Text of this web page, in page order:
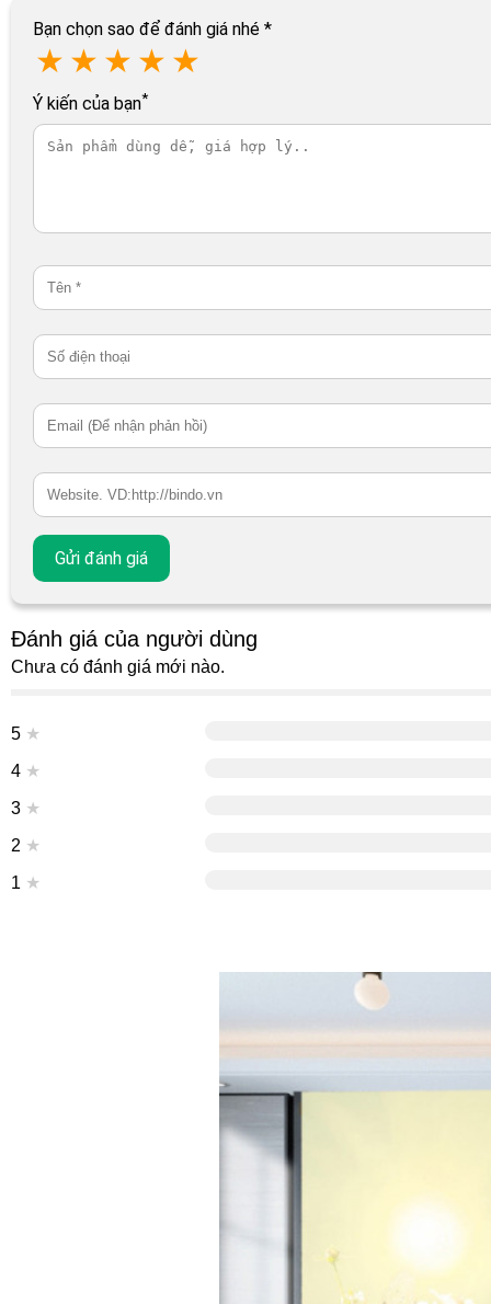
Bạn chọn sao để đánh giá nhé *
★ ★ ★ ★ ★
Ý kiến của bạn*
Đánh giá của người dùng
Chưa có đánh giá mới nào.
5 ★
4 ★
3 ★
2 ★
1 ★